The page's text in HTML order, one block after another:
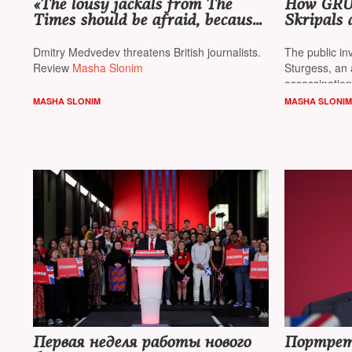
«The lousy jackals from The
Times should be afraid, because
Dmitry Medvedev threatens British journalists.
Review Masha Slonim
MASHA SLONIM
How
Skripals
The public
Sturgess, an
daughter
MASHA SLONIM
Первая неделя работы нового